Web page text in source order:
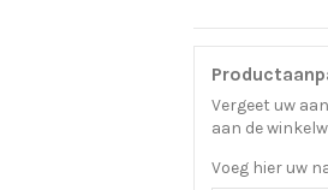
Vergeet uw
aan de
Voeg hier uw